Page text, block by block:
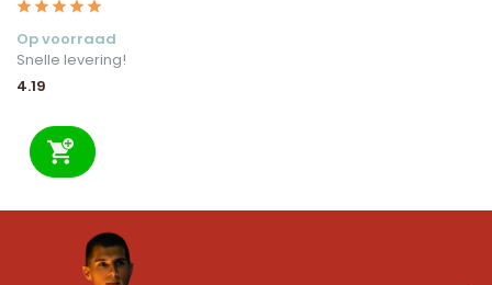
Op voorraad
Snelle levering!
4.19